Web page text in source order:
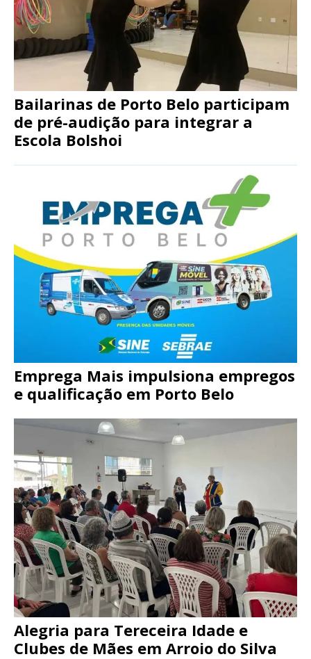
Bailarinas de Porto Belo participam
de pré-audição para integrar a
Escola Bolshoi
Emprega Mais impulsiona empregos
e qualificação em Porto Belo
Alegria para Tereceira Idade e
Clubes de Mães em Arroio do Silva